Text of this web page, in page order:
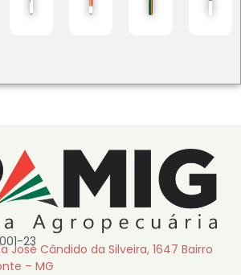
23
José Cândido da Silveira, 1647 Bairro
– MG